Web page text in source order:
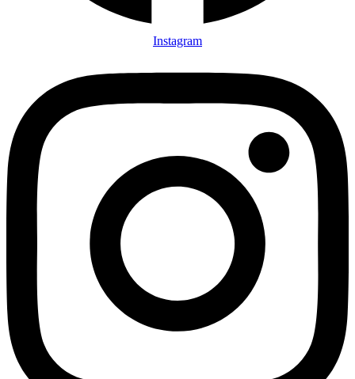
Instagram